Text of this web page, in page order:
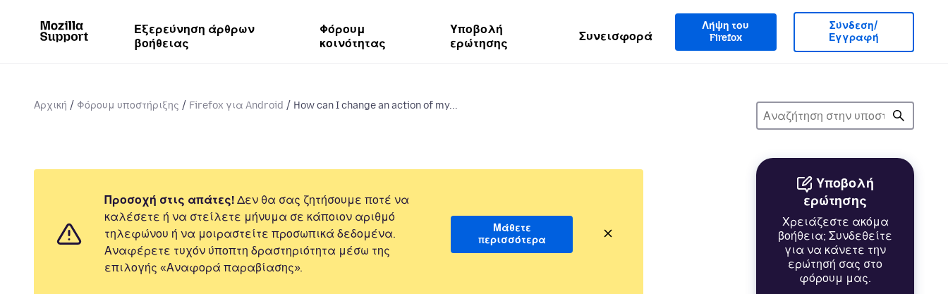
Εξερεύνηση άρθρων
βοήθειας
Φόρουμ
κοινότητας
Υποβολή
ερώτησης
Συνεισφορά
Λήψη του
Firefox
Σύνδεση/
Εγγραφή
Αρχική Φόρουμ υποστήριξης Firefox για Android How can I change an action of my...
Υποβολή
ερώτησης
Χρειάζεστε ακόμα
βοήθεια; Συνδεθείτε
για να κάνετε την
ερώτησή σας στο
φόρουμ μας.
Προσοχή στις απάτες! Δεν θα σας ζητήσουμε ποτέ να
καλέσετε ή να στείλετε μήνυμα σε κάποιον αριθμό
τηλεφώνου ή να μοιραστείτε προσωπικά δεδομένα.
Αναφέρετε τυχόν ύποπτη δραστηριότητα μέσω της
επιλογής «Αναφορά παραβίασης».
Μάθετε
περισσότερα